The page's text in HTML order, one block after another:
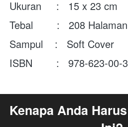
Ukuran     : 15 x 23 cm
Tebal        :   208 Halaman
Sampul    :   Soft Cover
ISBN        : 978-623-00-
Kenapa Anda